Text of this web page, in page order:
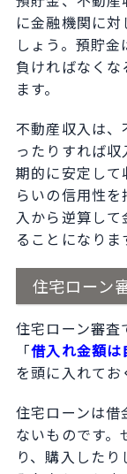
に金融機関に
しょう。預貯
負ければなく
ます。
不動産収入は
ったりすれば
期的に安定して
らいの信用性
入から逆算し
ることになりま
住宅ローン
住宅ローン審査
「借入れ金額
を頭に入れてお
住宅ローンは借
ないものです
り、購入した